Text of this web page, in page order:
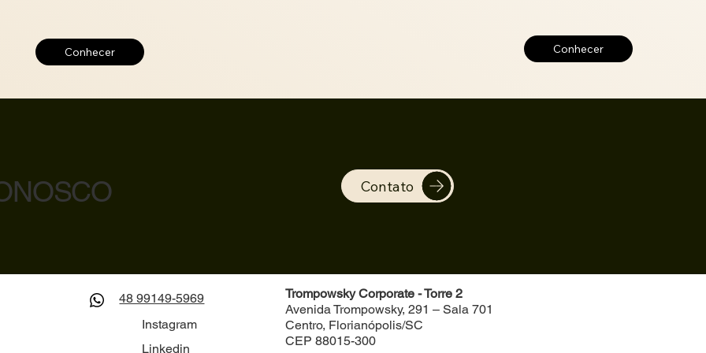
Conhecer Conhecer
Contato
Trompowsky Corporate - Torre 2
Avenida Trompowsky, 291 – Sala 701
Centro, Florianópolis/SC
CEP 88015-300
48 99149-5969
Instagram
Linkedin